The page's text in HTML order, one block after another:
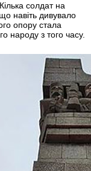
солдат на
навіть дивувало
опору стала
народу з того часу.